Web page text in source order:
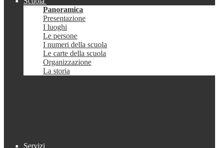
Panoramica
Presentazione
I luoghi
Le persone
I numeri della scuola
Le carte della scuola
Organizzazione
La storia
Servizi